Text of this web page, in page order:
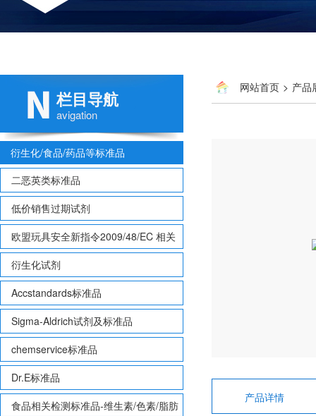
栏目导航
avigation
衍生化/食品/药品等标准品
二恶英类标准品
低价销售过期试剂
欧盟玩具安全新指令2009/48/EC 相关
致敏性香味剂标准品
衍生化试剂
Accstandards标准品
Sigma-Aldrich试剂及标准品
chemservice标准品
Dr.E标准品
食品相关检测标准品-维生素/色素/脂肪
网站首页 > 产品
产品详情